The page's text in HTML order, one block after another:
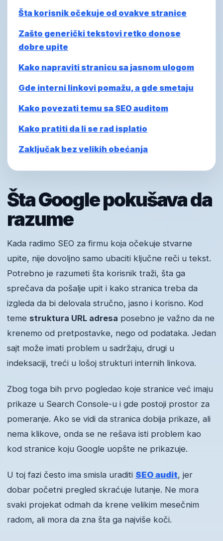
Šta korisnik očekuje od ovakve stranice
Zašto generički tekstovi retko donose
dobre upite
Kako napraviti stranicu sa jasnom ulogom
Gde interni linkovi pomažu, a gde smetaju
Kako povezati temu sa SEO auditom
Kako pratiti da li se rad isplatio
Zaključak bez velikih obećanja
Šta Google pokušava da
razume
Kada radimo SEO za firmu koja očekuje stvarne
upite, nije dovoljno samo ubaciti ključne reči u tekst.
Potrebno je razumeti šta korisnik traži, šta ga
sprečava da pošalje upit i kako stranica treba da
izgleda da bi delovala stručno, jasno i korisno. Kod
teme struktura URL adresa posebno je važno da ne
krenemo od pretpostavke, nego od podataka. Jedan
sajt može imati problem u sadržaju, drugi u
indeksaciji, treći u lošoj strukturi internih linkova.
Zbog toga bih prvo pogledao koje stranice već imaju
prikaze u Search Console-u i gde postoji prostor za
pomeranje. Ako se vidi da stranica dobija prikaze, ali
nema klikove, onda se ne rešava isti problem kao
kod stranice koju Google uopšte ne prikazuje.
U toj fazi često ima smisla uraditi SEO audit, jer
dobar početni pregled skraćuje lutanje. Ne mora
svaki projekat odmah da krene velikim mesečnim
radom, ali mora da zna šta ga najviše koči.